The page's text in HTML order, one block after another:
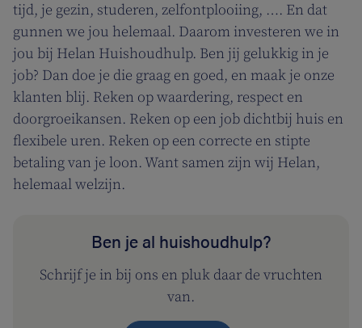
tijd, je gezin, studeren, zelfontplooiing, …. En dat
gunnen we jou helemaal. Daarom investeren we in
jou bij Helan Huishoudhulp. Ben jij gelukkig in je
job? Dan doe je die graag en goed, en maak je onze
klanten blij. Reken op waardering, respect en
doorgroeikansen. Reken op een job dichtbij huis en
flexibele uren. Reken op een correcte en stipte
betaling van je loon. Want samen zijn wij Helan,
helemaal welzijn.
Ben je al huishoudhulp?
Schrijf je in bij ons en pluk daar de vruchten
van.